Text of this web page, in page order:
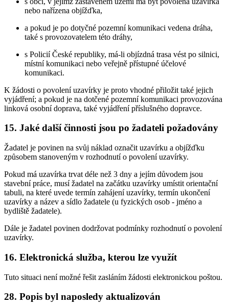
nebo nařízena objížďka,
a pokud je po dotyčné pozemní komunikaci vedena dráha,
také s provozovatelem této dráhy,
s Policií České republiky, má-li objízdná trasa vést po silnici,
místní komunikaci nebo veřejně přístupné účelové
komunikaci.
K žádosti o povolení uzavírky je proto vhodné přiložit také jejich
vyjádření; a pokud je na dotčené pozemní komunikaci provozována
linková osobní doprava, také vyjádření příslušného dopravce.
15. Jaké další činnosti jsou po žadateli požadovány
Žadatel je povinen na svůj náklad označit uzavírku a objížďku
způsobem stanoveným v rozhodnutí o povolení uzavírky.
Pokud má uzavírka trvat déle než 3 dny a jejím důvodem jsou
stavební práce, musí žadatel na začátku uzavírky umístit orientační
tabuli, na které uvede termín zahájení uzavírky, termín ukončení
uzavírky a název a sídlo žadatele (u fyzických osob - jméno a
bydliště žadatele).
Dále je žadatel povinen dodržovat podmínky rozhodnutí o povolení
uzavírky.
16. Elektronická služba, kterou lze využít
Tuto situaci není možné řešit zasláním žádosti elektronickou poštou.
28. Popis byl naposledy aktualizován